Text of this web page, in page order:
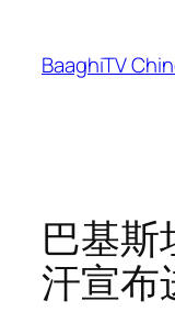
content
BaaghiTV
巴基斯
汗宣布